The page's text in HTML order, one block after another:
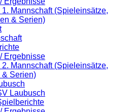
1. Mannschaft (Spieleinsätze,
& Serien)
Ergebnisse
2. Mannschaft (Spieleinsätze,
& Serien)
Laubusch